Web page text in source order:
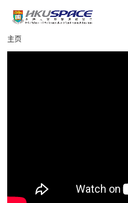
content
Main
content
主页